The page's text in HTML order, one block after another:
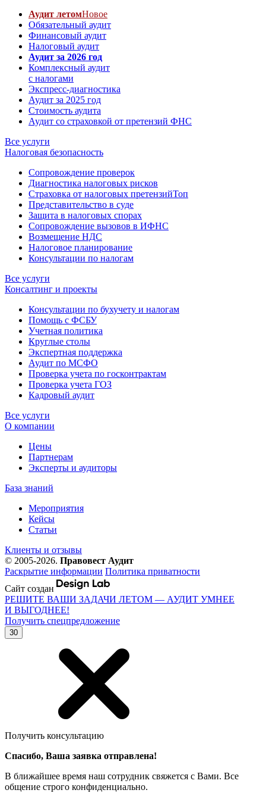
Аудит летомНовое
Обязательный аудит
Финансовый аудит
Налоговый аудит
Аудит за 2026 год
Комплексный аудит
с налогами
Экспресс-диагностика
Аудит за 2025 год
Стоимость аудита
Аудит со страховкой от претензий ФНС
Все услуги
Налоговая безопасность
Сопровождение проверок
Диагностика налоговых рисков
Страховка от налоговых претензийТоп
Представительство в суде
Защита в налоговых спорах
Сопровождение вызовов в ИФНС
Возмещение НДС
Налоговое планирование
Консультации по налогам
Все услуги
Консалтинг и проекты
Консультации по бухучету и налогам
Помощь с ФСБУ
Учетная политика
Круглые столы
Экспертная поддержка
Аудит по МСФО
Проверка учета по госконтрактам
Проверка учета ГОЗ
Кадровый аудит
Все услуги
О компании
Цены
Партнерам
Эксперты и аудиторы
База знаний
Мероприятия
Кейсы
Статьи
Клиенты и отзывы
© 2005-2026. Правовест Аудит
Раскрытие информации Политика приватности
Сайт создан
РЕШИТЕ ВАШИ ЗАДАЧИ ЛЕТОМ — АУДИТ УМНЕЕ
И ВЫГОДНЕЕ!
Получить спецпредложение
30
Получить консультацию
Спасибо, Ваша заявка отправлена!
В ближайшее время наш сотрудник свяжется с Вами. Все
общение строго конфиденциально.